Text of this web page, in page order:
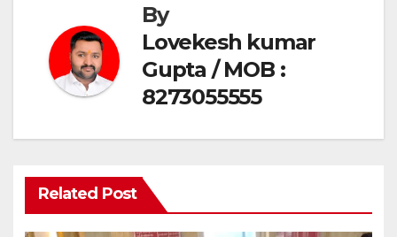
By
Lovekesh kumar
Gupta / MOB :
8273055555
Related Post